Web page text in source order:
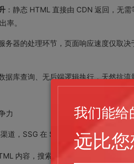
：静态 HTML 直接由 CDN 返回，无
率。
务器的处理环节，页面响应速度仅取
据库查询、无后端逻辑执行，天然抗
力
道，SSG 在 SEO 层面具备原生优势：
内容，搜索引擎爬虫可直接抓取到
我们能给
远比